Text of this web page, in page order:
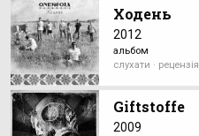
Ходень
2012
альбом
слухати · рецензія
Giftstoffe
2009